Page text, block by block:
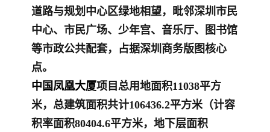
道路与规划中心区绿地相望，毗邻深圳市民
中心、市民广场、少年宫、音乐厅、图书馆
等市政公共配套，占据深圳商务版图核心
点。
中国凤凰大厦项目总用地面积11038平方
米，总建筑面积共计106436.2平方米（计容
积率面积80404.6平方米，地下层面积